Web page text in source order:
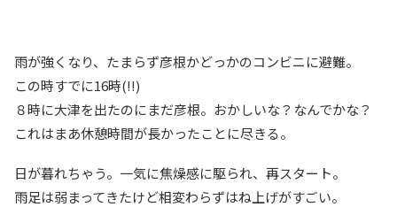
雨が強くなり、たまらず彦根かどっかのコンビニに避難。
この時すでに16時(!!)
８時に大津を出たのにまだ彦根。おかしいな？なんでかな？
これはまあ休憩時間が長かったことに尽きる。
日が暮れちゃう。一気に焦燥感に駆られ、再スタート。
雨足は弱まってきたけど相変わらずはね上げがすごい。